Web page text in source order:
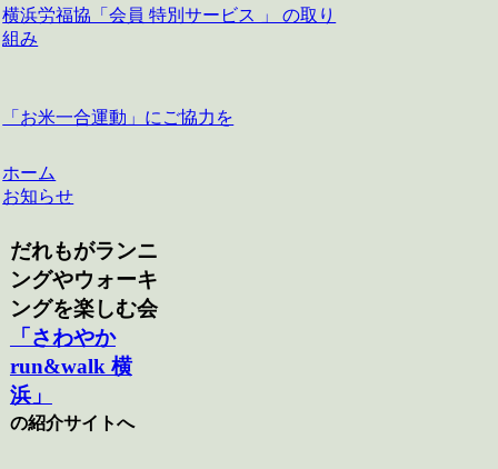
横浜労福協「会員 特別サービス 」 の取り
組み
「お米一合運動」にご協力を
ホーム
お知らせ
だれもがランニ
ングやウォーキ
ングを楽しむ会
「さわやか
run&walk 横
浜」
の紹介サイトへ